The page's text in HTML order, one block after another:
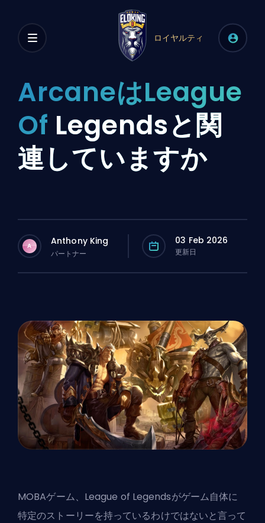
ロイヤルティ
ArcaneはLeague
Of Legendsと関
連していますか
A Anthony King
パートナー
03 Feb 2026
更新日
MOBAゲーム、League of Legendsがゲーム自体に
特定のストーリーを持っているわけではないと言って